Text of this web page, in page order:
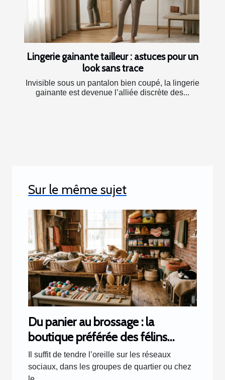
Lingerie gainante tailleur : astuces pour un
look sans trace
Invisible sous un pantalon bien coupé, la lingerie
gainante est devenue l’alliée discrète des...
Sur le même sujet
Du panier au brossage : la
boutique préférée des félins
racontée par les clients
Il suffit de tendre l’oreille sur les réseaux
sociaux, dans les groupes de quartier ou chez